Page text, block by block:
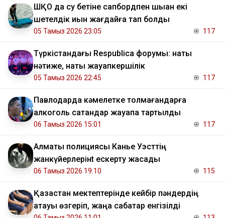
ШҚО да су бетіне сапбордпен шыққан екі
шетелдік қиын жағдайға тап болды
05 Тамыз 2026 23:05 117
Түркістандағы Respublica форумы: нақты
нәтиже, нақты жауапкершілік
05 Тамыз 2026 22:45 117
Павлодарда кәмелетке толмағандарға
алкоголь сатқандар жауапқа тартылды
06 Тамыз 2026 15:01 117
Алматы полициясы Канье Уэсттің
жанкүйерлерінt ескерту жасады
06 Тамыз 2026 19:10 115
Қазақстан мектептерінде кейбір пәндердің
атауы өзгеріп, жаңа сабақтар енгізілді